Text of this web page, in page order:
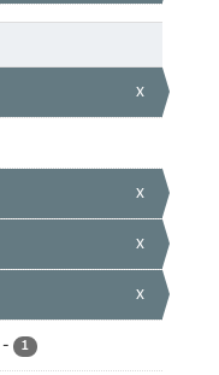
x
x
x
x
- 1